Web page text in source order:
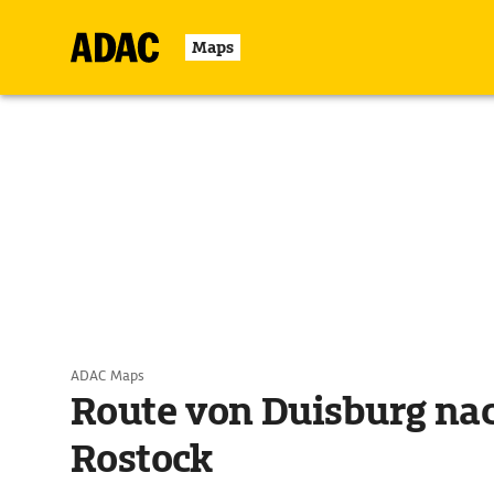
Maps
ADAC Maps
Route von Duisburg
Rostock